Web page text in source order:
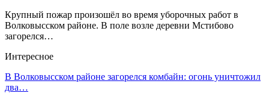
Крупный пожар произошёл во время уборочных работ в
Волковысском районе. В поле возле деревни Мстибово
загорелся…
Интересное
В Волковысском районе загорелся комбайн: огонь уничтожил
два…